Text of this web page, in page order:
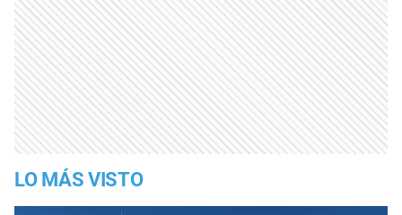
LO MÁS VISTO